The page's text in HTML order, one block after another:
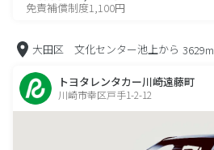
免責補償制度1,100円
大田区 文化センター池上から 3629m
トヨタレンタカー川崎遠藤町
川崎市幸区戸手1-2-12